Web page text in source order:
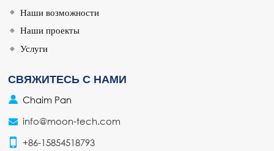
Наши возможности
Наши проекты
Услуги
СВЯЖИТЕСЬ С НАМИ
Chaim Pan
info@moon-tech.com
+86-15854518793